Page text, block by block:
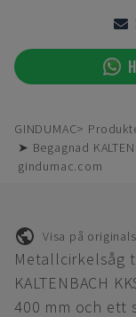
GINDUMAC
➤ Begagnad
gindumac.com
Visa på
Metallcirkelsåg
KALTENBACH
400 mm och ett